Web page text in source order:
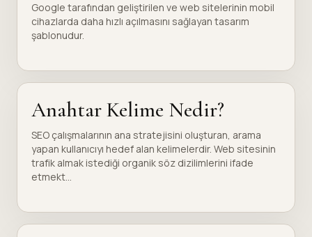
Google tarafından geliştirilen ve web sitelerinin mobil
cihazlarda daha hızlı açılmasını sağlayan tasarım
şablonudur.
Anahtar Kelime Nedir?
SEO çalışmalarının ana stratejisini oluşturan, arama
yapan kullanıcıyı hedef alan kelimelerdir. Web sitesinin
trafik almak istediği organik söz dizilimlerini ifade
etmekt...